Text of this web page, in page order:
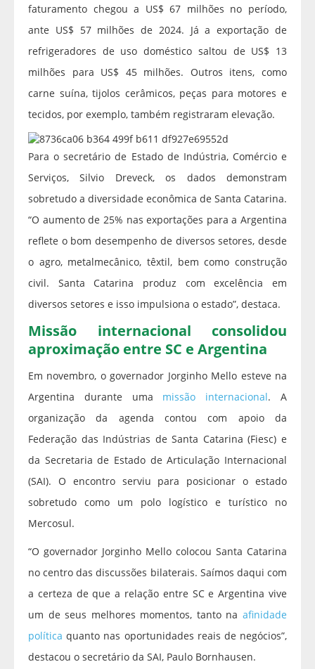
faturamento chegou a US$ 67 milhões no período,
ante US$ 57 milhões de 2024. Já a exportação de
refrigeradores de uso doméstico saltou de US$ 13
milhões para US$ 45 milhões. Outros itens, como
carne suína, tijolos cerâmicos, peças para motores e
tecidos, por exemplo, também registraram elevação.
Para o secretário de Estado de Indústria, Comércio e
Serviços, Silvio Dreveck, os dados demonstram
sobretudo a diversidade econômica de Santa Catarina.
“O aumento de 25% nas exportações para a Argentina
reflete o bom desempenho de diversos setores, desde
o agro, metalmecânico, têxtil, bem como construção
civil. Santa Catarina produz com excelência em
diversos setores e isso impulsiona o estado”, destaca.
Missão internacional consolidou
aproximação entre SC e Argentina
Em novembro, o governador Jorginho Mello esteve na
Argentina durante uma missão internacional. A
organização da agenda contou com apoio da
Federação das Indústrias de Santa Catarina (Fiesc) e
da Secretaria de Estado de Articulação Internacional
(SAI). O encontro serviu para posicionar o estado
sobretudo como um polo logístico e turístico no
Mercosul.
“O governador Jorginho Mello colocou Santa Catarina
no centro das discussões bilaterais. Saímos daqui com
a certeza de que a relação entre SC e Argentina vive
um de seus melhores momentos, tanto na afinidade
política quanto nas oportunidades reais de negócios”,
destacou o secretário da SAI, Paulo Bornhausen.